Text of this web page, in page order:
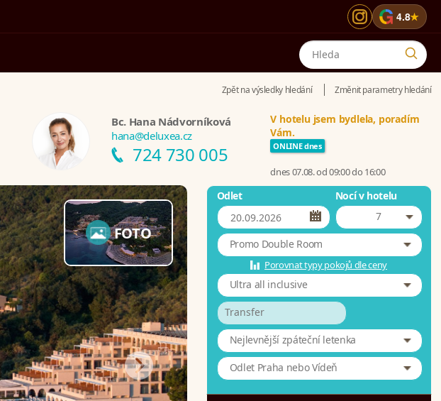
G 4.8★
Zpět na výsledky hledání Změnit parametry hledání
Bc. Hana Nádvorníková
hana@deluxea.cz
724 730 005
V hotelu jsem bydlela, poradím
Vám.
ONLINE dnes
dnes 07.08. od 09:00 do 16:00
FOTO
Odlet
Nocí v hotelu
7
Promo Double Room
Porovnat typy pokojů dle ceny
Ultra all inclusive
Transfer
Nejlevnější zpáteční letenka
Odlet Praha nebo Vídeň